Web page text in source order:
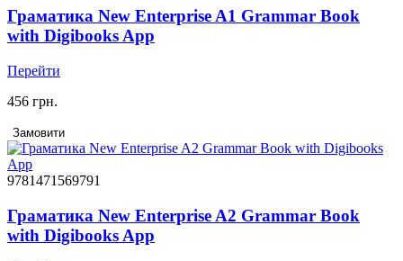
Граматика New Enterprise A1 Grammar Book
with Digibooks App
Перейти
456 грн.
Замовити
9781471569791
Граматика New Enterprise A2 Grammar Book
with Digibooks App